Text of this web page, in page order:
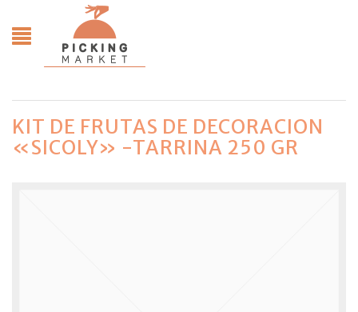
KIT DE FRUTAS DE DECORACION
«SICOLY» -TARRINA 250 GR